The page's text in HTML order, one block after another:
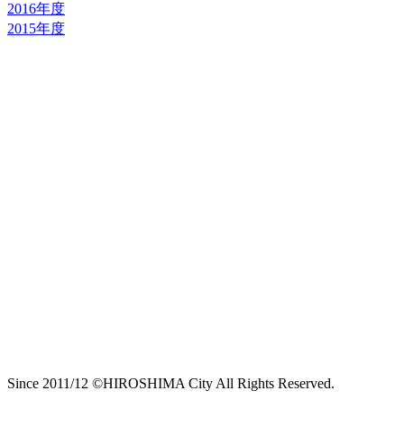
2016年度
2015年度
Since 2011/12 ©HIROSHIMA City All Rights Reserved.